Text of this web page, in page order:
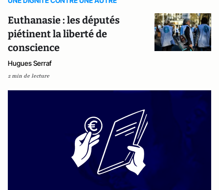
Euthanasie : les députés
piétinent la liberté de
conscience
Hugues Serraf
2 min de lecture